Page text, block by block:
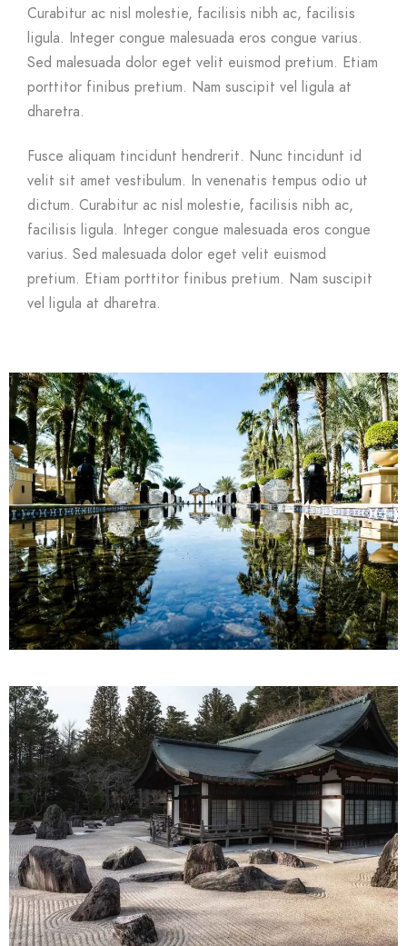
Curabitur ac nisl molestie, facilisis nibh ac, facilisis
ligula. Integer congue malesuada eros congue varius.
Sed malesuada dolor eget velit euismod pretium. Etiam
porttitor finibus pretium. Nam suscipit vel ligula at
dharetra.
Fusce aliquam tincidunt hendrerit. Nunc tincidunt id
velit sit amet vestibulum. In venenatis tempus odio ut
dictum. Curabitur ac nisl molestie, facilisis nibh ac,
facilisis ligula. Integer congue malesuada eros congue
varius. Sed malesuada dolor eget velit euismod
pretium. Etiam porttitor finibus pretium. Nam suscipit
vel ligula at dharetra.